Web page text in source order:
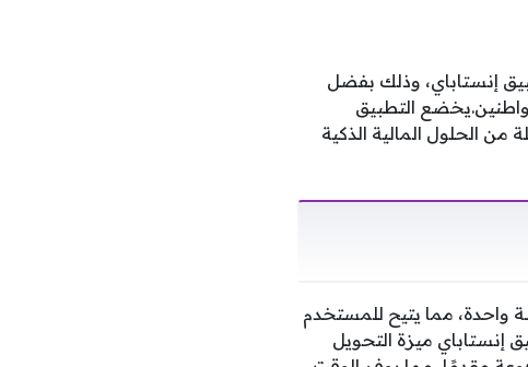
إنستاباي، وذلك بفضل
التطبيق
الحلول المالية الذكية
واحدة، مما يتيح للمستخدم
إنستاباي ميزة التحويل